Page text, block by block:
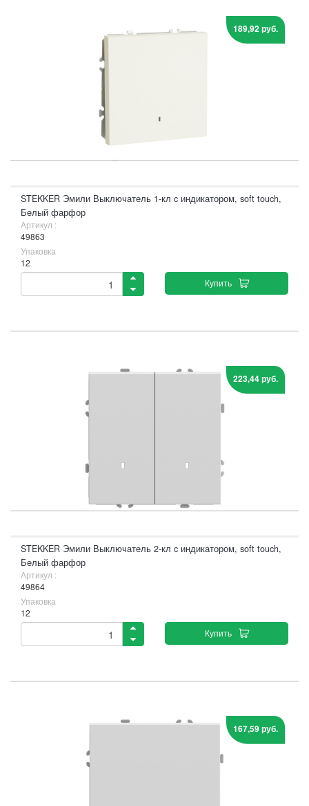
189,92 руб.
STEKKER Эмили Выключатель 1-кл c индикатором, soft touch,
Белый фарфор
Артикул :
49863
Упаковка
12
Купить
223,44 руб.
STEKKER Эмили Выключатель 2-кл c индикатором, soft touch,
Белый фарфор
Артикул :
49864
Упаковка
12
Купить
167,59 руб.